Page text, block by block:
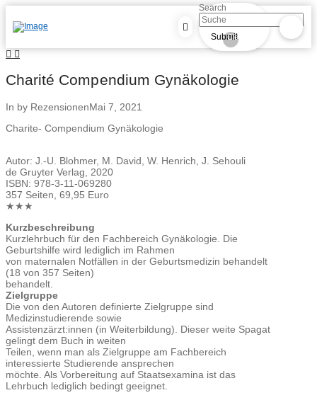
Search
Submit
Clear
Charité Compendium Gynäkologie
In by RezensionenMai 7, 2021
Charite- Compendium Gynäkologie
Autor: J.-U. Blohmer, M. David, W. Henrich, J. Sehouli
de Gruyter Verlag, 2020
ISBN: 978-3-11-069280
357 Seiten, 69,95 Euro
★★★
Kurzbeschreibung
Kurzlehrbuch für den Fachbereich Gynäkologie. Die
Geburtshilfe wird lediglich im Rahmen
von maternalen Notfällen in der Geburtsmedizin behandelt
(18 von 357 Seiten)
behandelt.
Zielgruppe
Die von den Autoren definierte Zielgruppe sind
Medizinstudierende sowie
Assistenzärzt:innen (in Weiterbildung). Dieser weite Spagat
gelingt dem Buch in weiten
Teilen, wenn man als Zielgruppe am Fachbereich
interessierte Studierende ansprechen
möchte. Als Vorbereitung auf Staatsexamina ist das
Lehrbuch lediglich bedingt geeignet.